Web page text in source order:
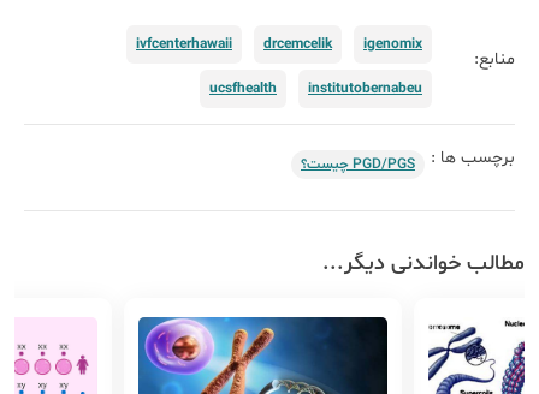
منابع:
igenomix
drcemcelik
ivfcenterhawaii
institutobernabeu
ucsfhealth
برچسب ها : PGD/PGS چیست؟
مطالب خواندنی دیگر...